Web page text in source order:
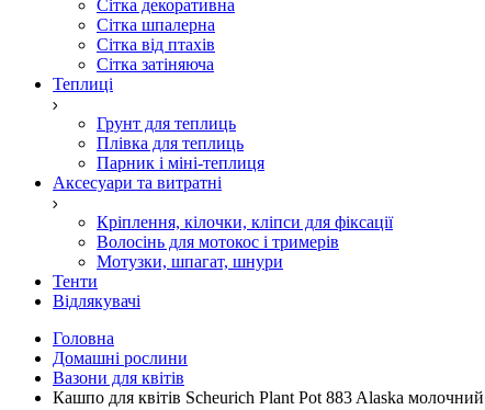
Сітка декоративна
Сітка шпалерна
Сітка від птахів
Сітка затіняюча
Теплиці
Грунт для теплиць
Плівка для теплиць
Парник і міні-теплиця
Аксесуари та витратні
Кріплення, кілочки, кліпси для фіксації
Волосінь для мотокос і тримерів
Мотузки, шпагат, шнури
Тенти
Відлякувачі
Головна
Домашні рослини
Вазони для квітів
Кашпо для квітів Scheurich Plant Pot 883 Alaska